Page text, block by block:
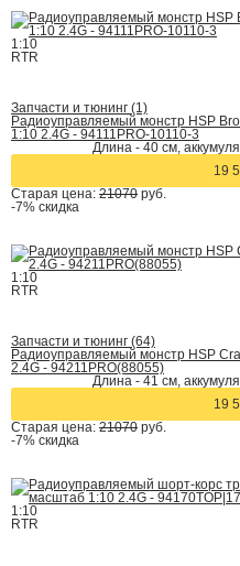
1:10
RTR
Запчасти и тюнинг (1)
Радиоуправляемый монстр HSP
1:10 2.4G - 94111PRO-10110-3
Длина - 40 cм,
19
Старая цена: 21070 руб.
-7% скидка
1:10
RTR
Запчасти и тюнинг (64)
Радиоуправляемый монстр HSP
2.4G - 94211PRO(88055)
Длина - 41 см,
19
Старая цена: 21070 руб.
-7% скидка
1:10
RTR